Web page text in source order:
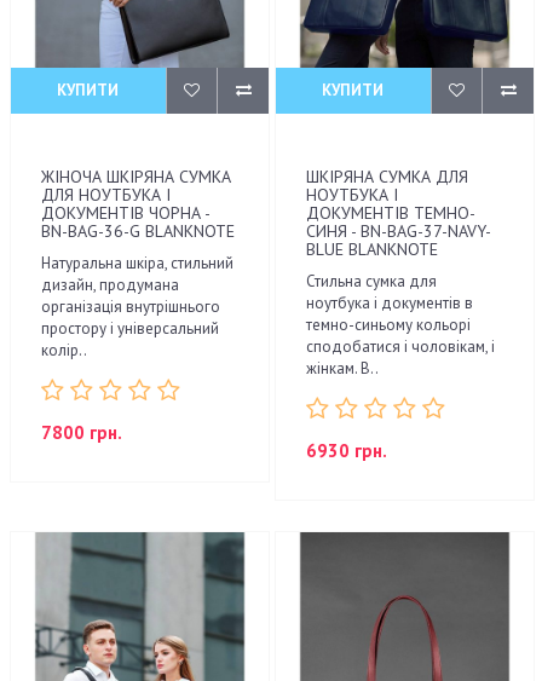
КУПИТИ
ЖІНОЧА ШКІРЯНА СУМКА
ДЛЯ НОУТБУКА І
ДОКУМЕНТІВ ЧОРНА -
BN-BAG-36-G BLANKNOTE
Натуральна шкіра, стильний
дизайн, продумана
організація внутрішнього
простору і універсальний
колір..
7800 грн.
КУПИТИ
ШКІРЯНА СУМКА ДЛЯ
НОУТБУКА І
ДОКУМЕНТІВ ТЕМНО-
СИНЯ - BN-BAG-37-NAVY-
BLUE BLANKNOTE
Стильна сумка для
ноутбука і документів в
темно-синьому кольорі
сподобатися і чоловікам, і
жінкам. В..
6930 грн.